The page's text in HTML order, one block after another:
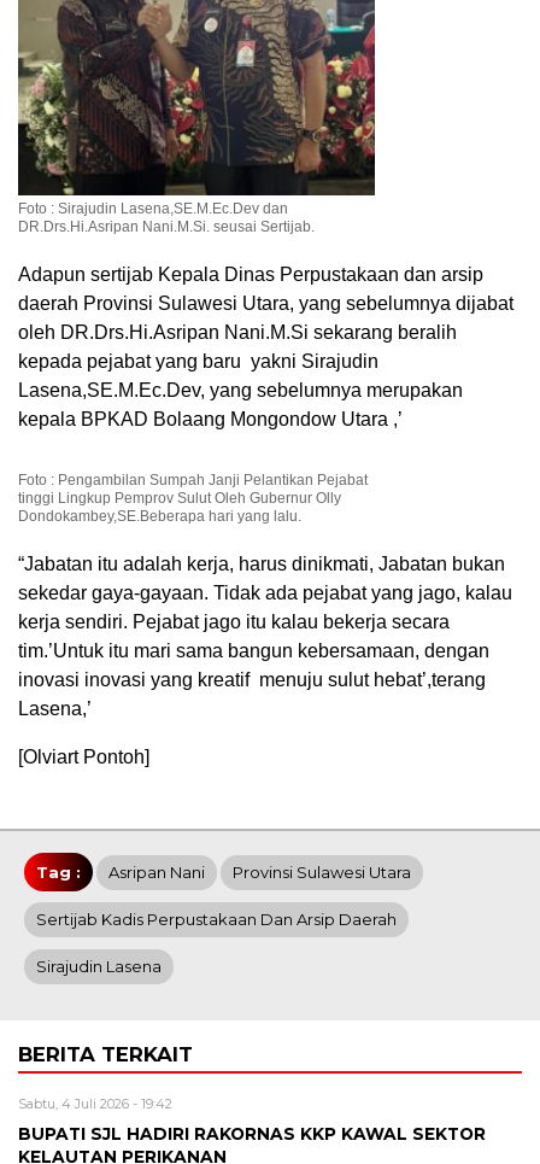
Foto : Sirajudin Lasena,SE.M.Ec.Dev dan
DR.Drs.Hi.Asripan Nani.M.Si. seusai Sertijab.
Adapun sertijab Kepala Dinas Perpustakaan dan arsip
daerah Provinsi Sulawesi Utara, yang sebelumnya dijabat
oleh DR.Drs.Hi.Asripan Nani.M.Si sekarang beralih
kepada pejabat yang baru yakni Sirajudin
Lasena,SE.M.Ec.Dev, yang sebelumnya merupakan
kepala BPKAD Bolaang Mongondow Utara ,’
Foto : Pengambilan Sumpah Janji Pelantikan Pejabat
tinggi Lingkup Pemprov Sulut Oleh Gubernur Olly
Dondokambey,SE.Beberapa hari yang lalu.
“Jabatan itu adalah kerja, harus dinikmati, Jabatan bukan
sekedar gaya-gayaan. Tidak ada pejabat yang jago, kalau
kerja sendiri. Pejabat jago itu kalau bekerja secara
tim.’Untuk itu mari sama bangun kebersamaan, dengan
inovasi inovasi yang kreatif menuju sulut hebat’,terang
Lasena,’
[Olviart Pontoh]
Tag : Asripan Nani Provinsi Sulawesi Utara
Sertijab Kadis Perpustakaan Dan Arsip Daerah
Sirajudin Lasena
BERITA TERKAIT
Sabtu, 4 Juli 2026 - 19:42
BUPATI SJL HADIRI RAKORNAS KKP KAWAL SEKTOR
KELAUTAN PERIKANAN